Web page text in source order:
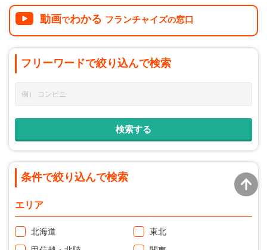
動画でわかる フランチャイズの窓口
フリーワードで絞り込んで検索
条件で絞り込んで検索
エリア
北海道
東北